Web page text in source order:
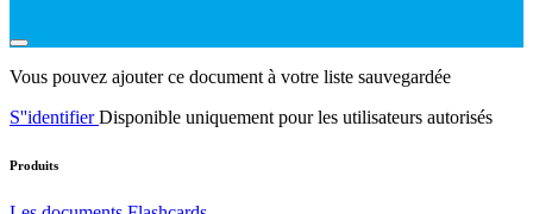
Vous pouvez ajouter ce document à votre liste sauvegardée
S''identifierDisponible uniquement pour les utilisateurs autorisés
Produits